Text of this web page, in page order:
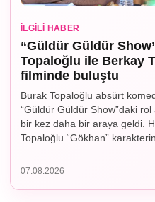
İLGILI HABER
“Güldür Güldür
Topaloğlu ile Berkay
filminde buluştu
Burak Topaloğlu absürt
“Güldür Güldür Show”daki rol
bir kez daha bir araya geldi.
Topaloğlu “Gökhan”
07.08.2026